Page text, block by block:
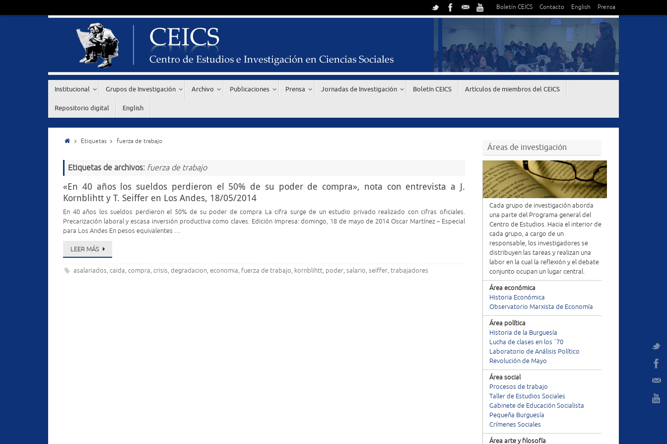
Boletín CEICS Contacto English Prensa
Institucional Grupos de Investigación Archivo Publicaciones Prensa Jornadas de Investigación Boletín CEICS Artículos de miembros del CEICS
Repositorio digital English
Etiquetas fuerza de trabajo
Etiquetas de archivos: fuerza de trabajo
«En 40 años los sueldos perdieron el 50% de su poder de compra», nota con entrevista a J.
Kornblihtt y T. Seiffer en Los Andes, 18/05/2014
En 40 años los sueldos perdieron el 50% de su poder de compra La cifra surge de un estudio privado realizado con cifras oficiales.
Precarización laboral y escasa inversión productiva como claves. Edición Impresa: domingo, 18 de mayo de 2014 Oscar Martínez – Especial
para Los Andes En pesos equivalentes …
LEER MÁS
asalariados,caida,compra,crisis,degradacion,economia, fuerza de trabajo, kornblihtt, poder,salario,seiffer, trabajadores
Áreas de investigación
Cada grupo de investigación aborda
una parte del Programa general del
Centro de Estudios. Hacia el interior de
cada grupo, a cargo de un
responsable, los investigadores se
distribuyen las tareas y realizan una
labor en la cual la reflexión y el debate
conjunto ocupan un lugar central.
Área económica
Historia Económica
Observatorio Marxista de Economía
Área política
Historia de la Burguesía
Lucha de clases en los ´70
Laboratorio de Análisis Político
Revolución de Mayo
Área social
Procesos de trabajo
Taller de Estudios Sociales
Gabinete de Educación Socialista
Pequeña Burguesía
Crímenes Sociales
Área arte y filosofía